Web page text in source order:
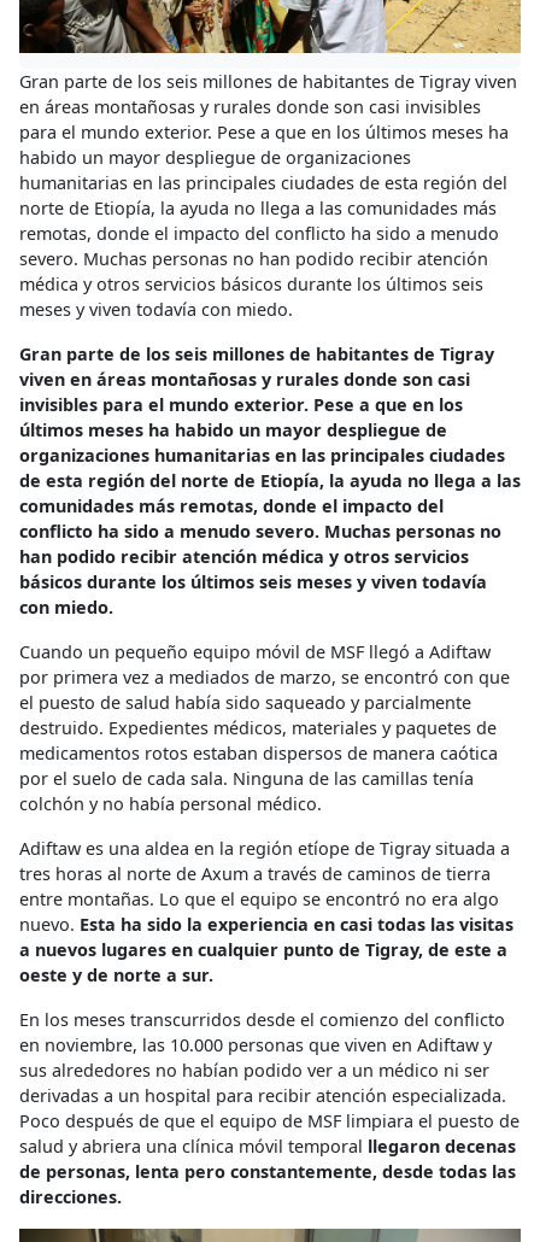
Gran parte de los seis millones de habitantes de Tigray viven
en áreas montañosas y rurales donde son casi invisibles
para el mundo exterior. Pese a que en los últimos meses ha
habido un mayor despliegue de organizaciones
humanitarias en las principales ciudades de esta región del
norte de Etiopía, la ayuda no llega a las comunidades más
remotas, donde el impacto del conflicto ha sido a menudo
severo. Muchas personas no han podido recibir atención
médica y otros servicios básicos durante los últimos seis
meses y viven todavía con miedo.
Gran parte de los seis millones de habitantes de Tigray
viven en áreas montañosas y rurales donde son casi
invisibles para el mundo exterior. Pese a que en los
últimos meses ha habido un mayor despliegue de
organizaciones humanitarias en las principales ciudades
de esta región del norte de Etiopía, la ayuda no llega a las
comunidades más remotas, donde el impacto del
conflicto ha sido a menudo severo. Muchas personas no
han podido recibir atención médica y otros servicios
básicos durante los últimos seis meses y viven todavía
con miedo.
Cuando un pequeño equipo móvil de MSF llegó a Adiftaw
por primera vez a mediados de marzo, se encontró con que
el puesto de salud había sido saqueado y parcialmente
destruido. Expedientes médicos, materiales y paquetes de
medicamentos rotos estaban dispersos de manera caótica
por el suelo de cada sala. Ninguna de las camillas tenía
colchón y no había personal médico.
Adiftaw es una aldea en la región etíope de Tigray situada a
tres horas al norte de Axum a través de caminos de tierra
entre montañas. Lo que el equipo se encontró no era algo
nuevo. Esta ha sido la experiencia en casi todas las visitas
a nuevos lugares en cualquier punto de Tigray, de este a
oeste y de norte a sur.
En los meses transcurridos desde el comienzo del conflicto
en noviembre, las 10.000 personas que viven en Adiftaw y
sus alrededores no habían podido ver a un médico ni ser
derivadas a un hospital para recibir atención especializada.
Poco después de que el equipo de MSF limpiara el puesto de
salud y abriera una clínica móvil temporal llegaron decenas
de personas, lenta pero constantemente, desde todas las
direcciones.